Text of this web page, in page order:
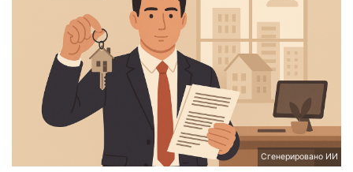
Сгенерировано ИИ